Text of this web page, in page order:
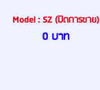
Model : SZ (ปิดการขาย)
0 บาท